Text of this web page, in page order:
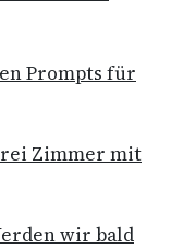
Prompts für
Zimmer mit
wir bald